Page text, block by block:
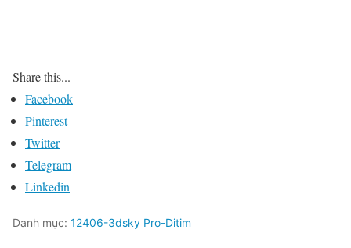
Share this...
Facebook
Pinterest
Twitter
Telegram
Linkedin
Danh mục: 12406-3dsky Pro-Ditim